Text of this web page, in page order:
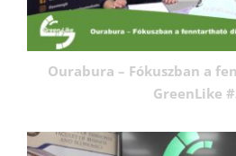
Ourabura – Fókuszban a
GreenLike